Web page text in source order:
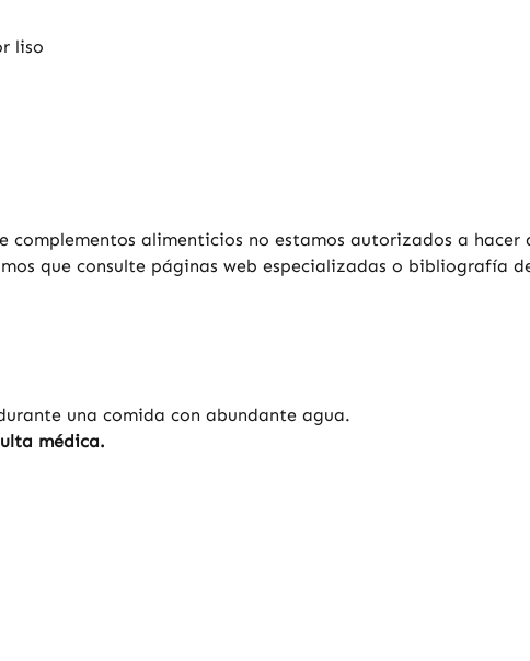
liso
alimenticios no estamos autorizados a hacer
que consulte páginas web especializadas o bibliografía
una comida con abundante agua.
médica.